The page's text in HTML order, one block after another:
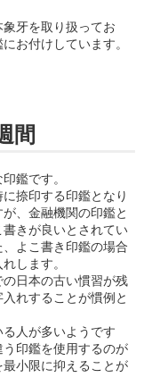
牙を取り扱ってお
お付けしています。
間
鑑です。
捺印する印鑑となり
、金融機関の印鑑と
きが良いとされてい
よこ書き印鑑の場合
します。
日本の古い慣習が残
れすることが慣例と
人が多いようです
印鑑を使用するのが
小限に抑えることが